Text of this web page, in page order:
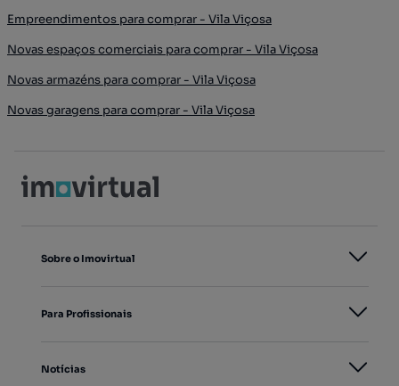
Empreendimentos para comprar - Vila Viçosa
Novas espaços comerciais para comprar - Vila Viçosa
Novas armazéns para comprar - Vila Viçosa
Novas garagens para comprar - Vila Viçosa
Sobre o Imovirtual
Para Profissionais
Notícias